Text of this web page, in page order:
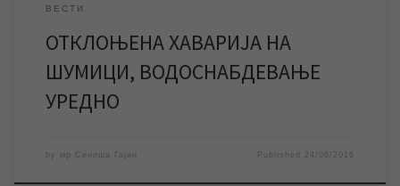
ВЕСТИ
ОТКЛОЊЕНА ХАВАРИЈА НА
ШУМИЦИ, ВОДОСНАБДЕВАЊЕ
УРЕДНО
by мр Синиша Гајин Published 24/06/2016